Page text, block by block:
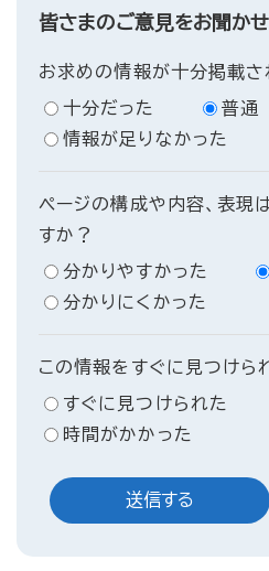
皆さまのご意見をお聞か
お求めの情報が十分掲載さ
十分だった
普通
情報が足りなかった
ページの構成や内容、表現
すか？
分かりやすかった
分かりにくかった
この情報をすぐに見つけら
すぐに見つけられた
時間がかかった